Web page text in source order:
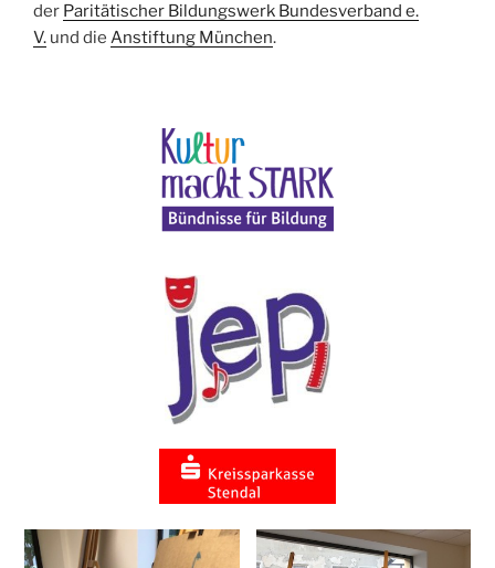
der Paritätischer Bildungswerk Bundesverband e.
V. und die Anstiftung München.